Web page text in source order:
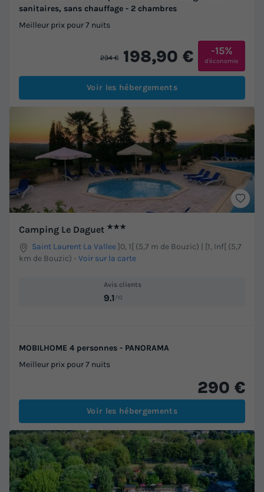
sanitaires, sans chauffage - 2 chambres
Meilleur prix pour 7 nuits
234 € 198,90 € -15%
d'économie
Voir les hébergements
Camping Le Daguet ★★★
Saint Laurent La Vallee]0, 1[ (5,7 m de Bouzic) | [1, Inf[ (5,7
km de Bouzic) - Voir sur la carte
Avis clients
9.1 /10
MOBILHOME 4 personnes - PANORAMA
Meilleur prix pour 7 nuits
290 €
Voir les hébergements